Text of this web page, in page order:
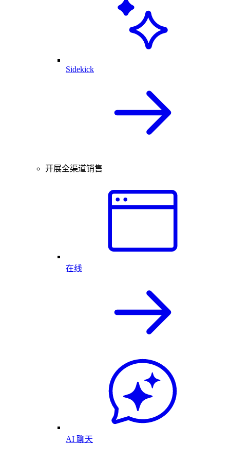
Sidekick
开展全渠道销售
在线
AI 聊天